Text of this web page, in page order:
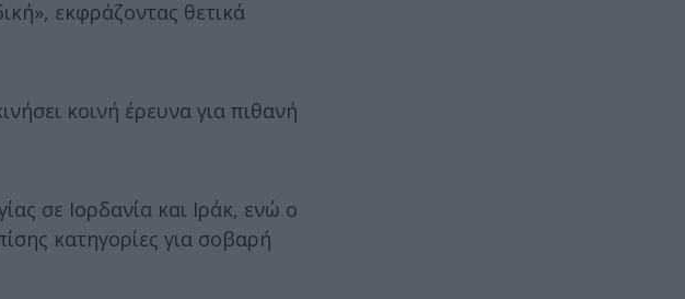
εκφράζοντας θετικά
κοινή έρευνα για πιθανή
σε Ιορδανία και Ιράκ, ενώ ο
κατηγορίες για σοβαρή